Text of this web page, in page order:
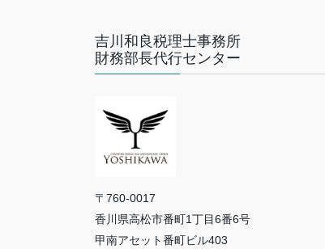
吉川和良税理士事務所
財務部長代行センター
〒760-0017
香川県高松市番町1丁目6番6号
甲南アセット番町ビル403